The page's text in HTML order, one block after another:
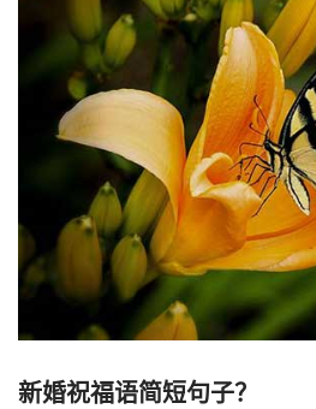
新婚祝福语简短句子？